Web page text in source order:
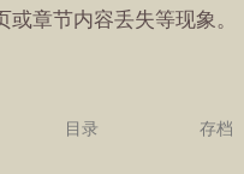
或章节内容丢失等现象。
目录 存档